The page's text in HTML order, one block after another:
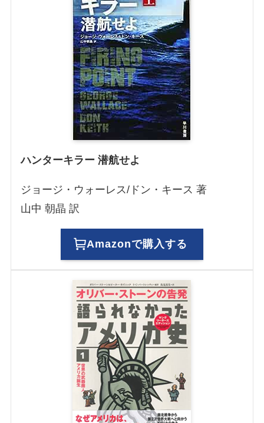
ハンターキラー 潜航せよ
ジョージ・ウォーレス/ドン・キース 著
山中 朝晶 訳
Amazonで購入する